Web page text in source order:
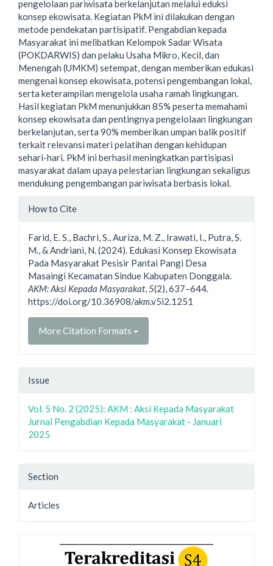
pengelolaan pariwisata berkelanjutan melalui eduksi
konsep ekowisata. Kegiatan PkM ini dilakukan dengan
metode pendekatan partisipatif. Pengabdian kepada
Masyarakat ini melibatkan Kelompok Sadar Wisata
(POKDARWIS) dan pelaku Usaha Mikro, Kecil, dan
Menengah (UMKM) setempat, dengan memberikan edukasi
mengenai konsep ekowisata, potensi pengembangan lokal,
serta keterampilan mengelola usaha ramah lingkungan.
Hasil kegiatan PkM menunjukkan 85% peserta memahami
konsep ekowisata dan pentingnya pengelolaan lingkungan
berkelanjutan, serta 90% memberikan umpan balik positif
terkait relevansi materi pelatihan dengan kehidupan
sehari-hari. PkM ini berhasil meningkatkan partisipasi
masyarakat dalam upaya pelestarian lingkungan sekaligus
mendukung pengembangan pariwisata berbasis lokal.
Article
How to Cite
Farid, E. S., Bachri, S., Auriza, M. Z., Irawati, I., Putra, S.
M., & Andriani, N. (2024). Edukasi Konsep Ekowisata
Pada Masyarakat Pesisir Pantai Pangi Desa
Masaingi Kecamatan Sindue Kabupaten Donggala.
AKM: Aksi Kepada Masyarakat,5(2), 637–644.
https://doi.org/10.36908/akm.v5i2.1251
More Citation Formats
Issue
Vol. 5 No. 2 (2025): AKM : Aksi Kepada Masyarakat
Jurnal Pengabdian Kepada Masyarakat - Januari
2025
Section
Articles